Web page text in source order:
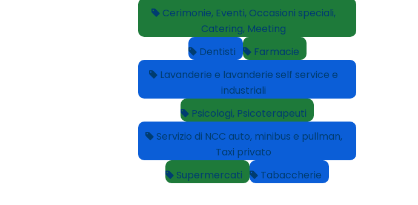
Cerimonie, Eventi, Occasioni speciali,
Catering, Meeting
Dentisti
Farmacie
Lavanderie e lavanderie self service e
industriali
Psicologi, Psicoterapeuti
Servizio di NCC auto, minibus e pullman,
Taxi privato
Supermercati
Tabaccherie